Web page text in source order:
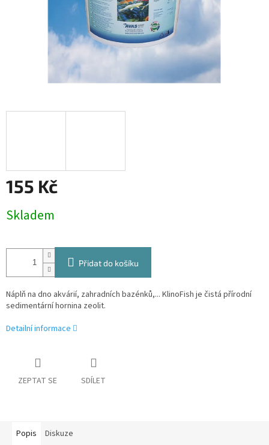
155 Kč
cena:
Skladem
Přidat do košíku
Náplň na dno akvárií, zahradních bazénků,... KlinoFish je čistá přírodní
sedimentární hornina zeolit.
Detailní informace
ZEPTAT SE SDÍLET
Popis Diskuze